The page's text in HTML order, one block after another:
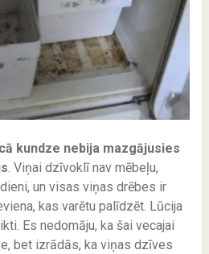
kundze nebija mazgājusies
. Viņai dzīvoklī nav mēbeļu,
un visas viņas drēbes ir
kas varētu palīdzēt. Lūcija
Es nedomāju, ka šai vecajai
bet izrādās, ka viņas dzīves